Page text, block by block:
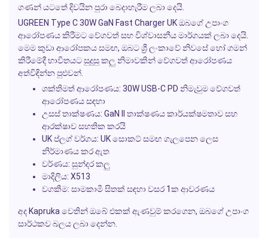
ගණන් යටතේ දිවයින පුරා බෙදාහැරීම ලබා දෙයි.
UGREEN Type C 30W GaN Fast Charger UK ඔබගේ උපාංග
ආරෝපණය කිරීමට වේගවත් සහ විශ්වාසනීය මාර්ගයක් ලබා දෙයි.
මෙම කුඩා ආරෝපකය සමඟ, ඔබට ශ්‍රී ලංකාවේ නිවසේ හෝ ගමන්
කිරීමේදී භාවිතයට සුදුසු කලු නිමාවකින් වේගවත් ආරෝපණය
අත්විඳින්න පුළුවන්.
ශක්තිමත් ආරෝපණය: 30W USB-C PD නිමැවුම වේගවත්
ආරෝපණය සඳහා
උසස් තාක්ෂණය: GaN II තාක්ෂණය කාර්යක්ෂමතාව සහ
ආරක්ෂාව සහතික කරයි
UK ප්ලග් වර්ගය: UK සොකට් සමඟ ගැලපෙන ලෙස
නිර්මාණය කර ඇත
වර්ණය: සුන්දර කලු
මාදිලිය: X513
වගකීම: සාමකාමී සිතක් සඳහා වසර 1ක ආවරණය
අද Kapruka වෙතින් ඔබේ එකක් ඇණවුම් කරගෙන, ඔබගේ උපාංග
සාර්ථකව බලය ලබා දෙන්න.